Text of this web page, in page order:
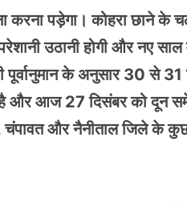
करना पड़ेगा। कोहरा छाने के
उठानी होगी और नए
पूर्वानुमान के अनुसार 30 से
है और आज 27 दिसंबर को दून
चंपावत और नैनीताल जिले के